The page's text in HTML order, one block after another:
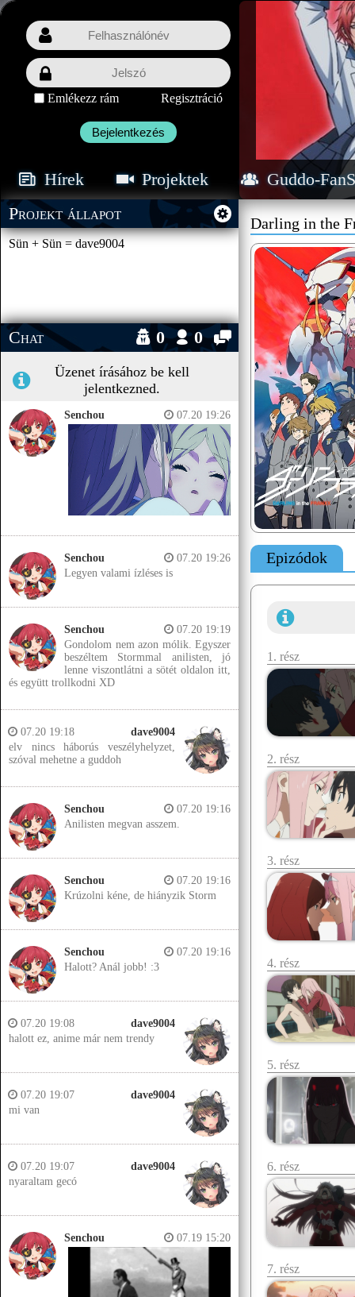
Hírek Projektek Guddo-
Emlékezz rám Regisztráció
Bejelentkezés
Projekt állapot
Sün + Sün = dave9004
Chat 0 0
Üzenet írásához be kell
jelentkezned.
Senchou 07.20 19:26
Senchou
07.20 19:26
Legyen valami ízléses is
Senchou
07.20 19:19
Gondolom nem azon mólik. Egyszer
beszéltem Stormmal anilisten, jó
lenne viszontlátni a sötét oldalon itt,
és együtt trollkodni XD
dave9004
07.20 19:18
elv nincs háborús veszélyhelyzet,
szóval mehetne a guddoh
Senchou
07.20 19:16
Anilisten megvan asszem.
Senchou
07.20 19:16
Krúzolni kéne, de hiányzik Storm
Senchou
07.20 19:16
Halott? Anál jobb! :3
dave9004
07.20 19:08
halott ez, anime már nem trendy
dave9004
07.20 19:07
mi van
dave9004
07.20 19:07
nyaraltam gecó
Senchou 07.19 15:20
Darling in the
Epizódok
1. rész
2. rész
3. rész
4. rész
5. rész
6. rész
7. rész